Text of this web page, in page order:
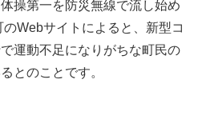
操第一を防災無線で流し始め
Webサイトによると、新型コ
運動不足になりがちな町民の
とのことです。